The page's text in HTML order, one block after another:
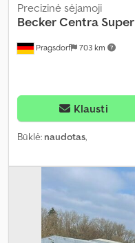
Pragsdorf 703 km
Precizinė sėjamoji
BeckerCentra
Klausti
Būklė: naudotas,